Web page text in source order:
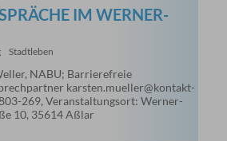
IM WERNER-B
Stadtleben
NABU; Barrierefreie
karsten.mueller@kontakt-
269, Veranstaltungsort: Werner-
10, 35614 Aßlar